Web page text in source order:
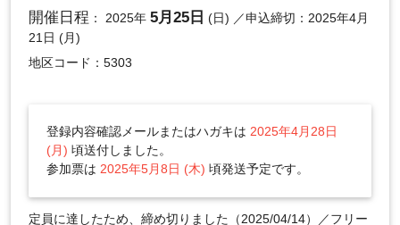
開催日程 ： 2025年 5月25日 (日) ／申込締切：2025年4月
21日 (月)
地区コード：5303
登録内容確認メールまたはハガキは 2025年4月28日
(月) 頃送付しました。
参加票は 2025年5月8日 (木) 頃発送予定です。
定員に達したため、締め切りました（2025/04/14）／フリー